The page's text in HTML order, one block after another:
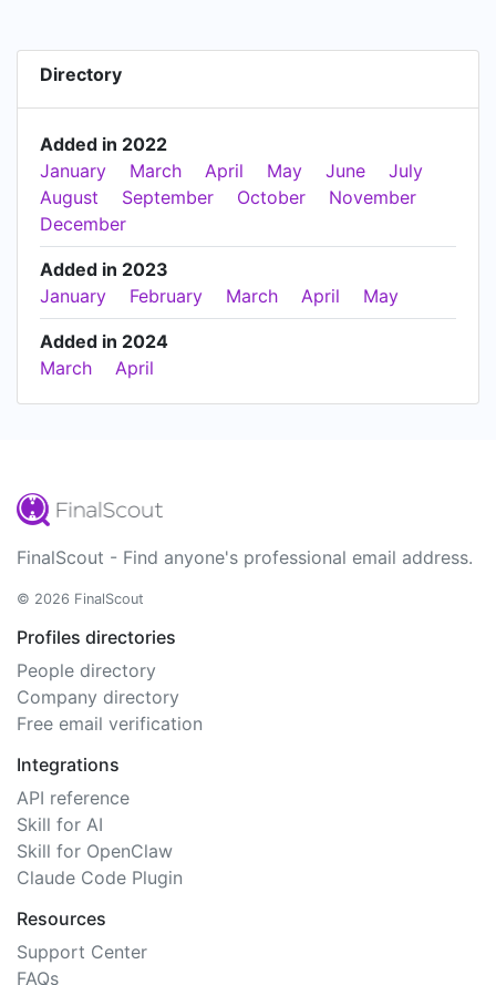
mission) - Technologie : Accompagnement au
lancement d'une Web TV basée sur la passion -
Création du catalogue produits - Définition des
tarifs et des supports de vente - En cours -
Industriel Valorisation de Déchets : Audit
structurel commercial - Définition des zones de
chasse - Définition et pilotage des objectifs
commerciaux - Recrutement
Directory
Added in 2022
January
March April May June
July
August
September October
November
December
Added in 2023
January
February March April May
Added in 2024
March
April
FinalScout - Find anyone's professional email address.
© 2026 FinalScout
Profiles directories
People directory
Company directory
Free email verification
Integrations
API reference
Skill for AI
Skill for OpenClaw
Claude Code Plugin
Resources
Support Center
FAQs